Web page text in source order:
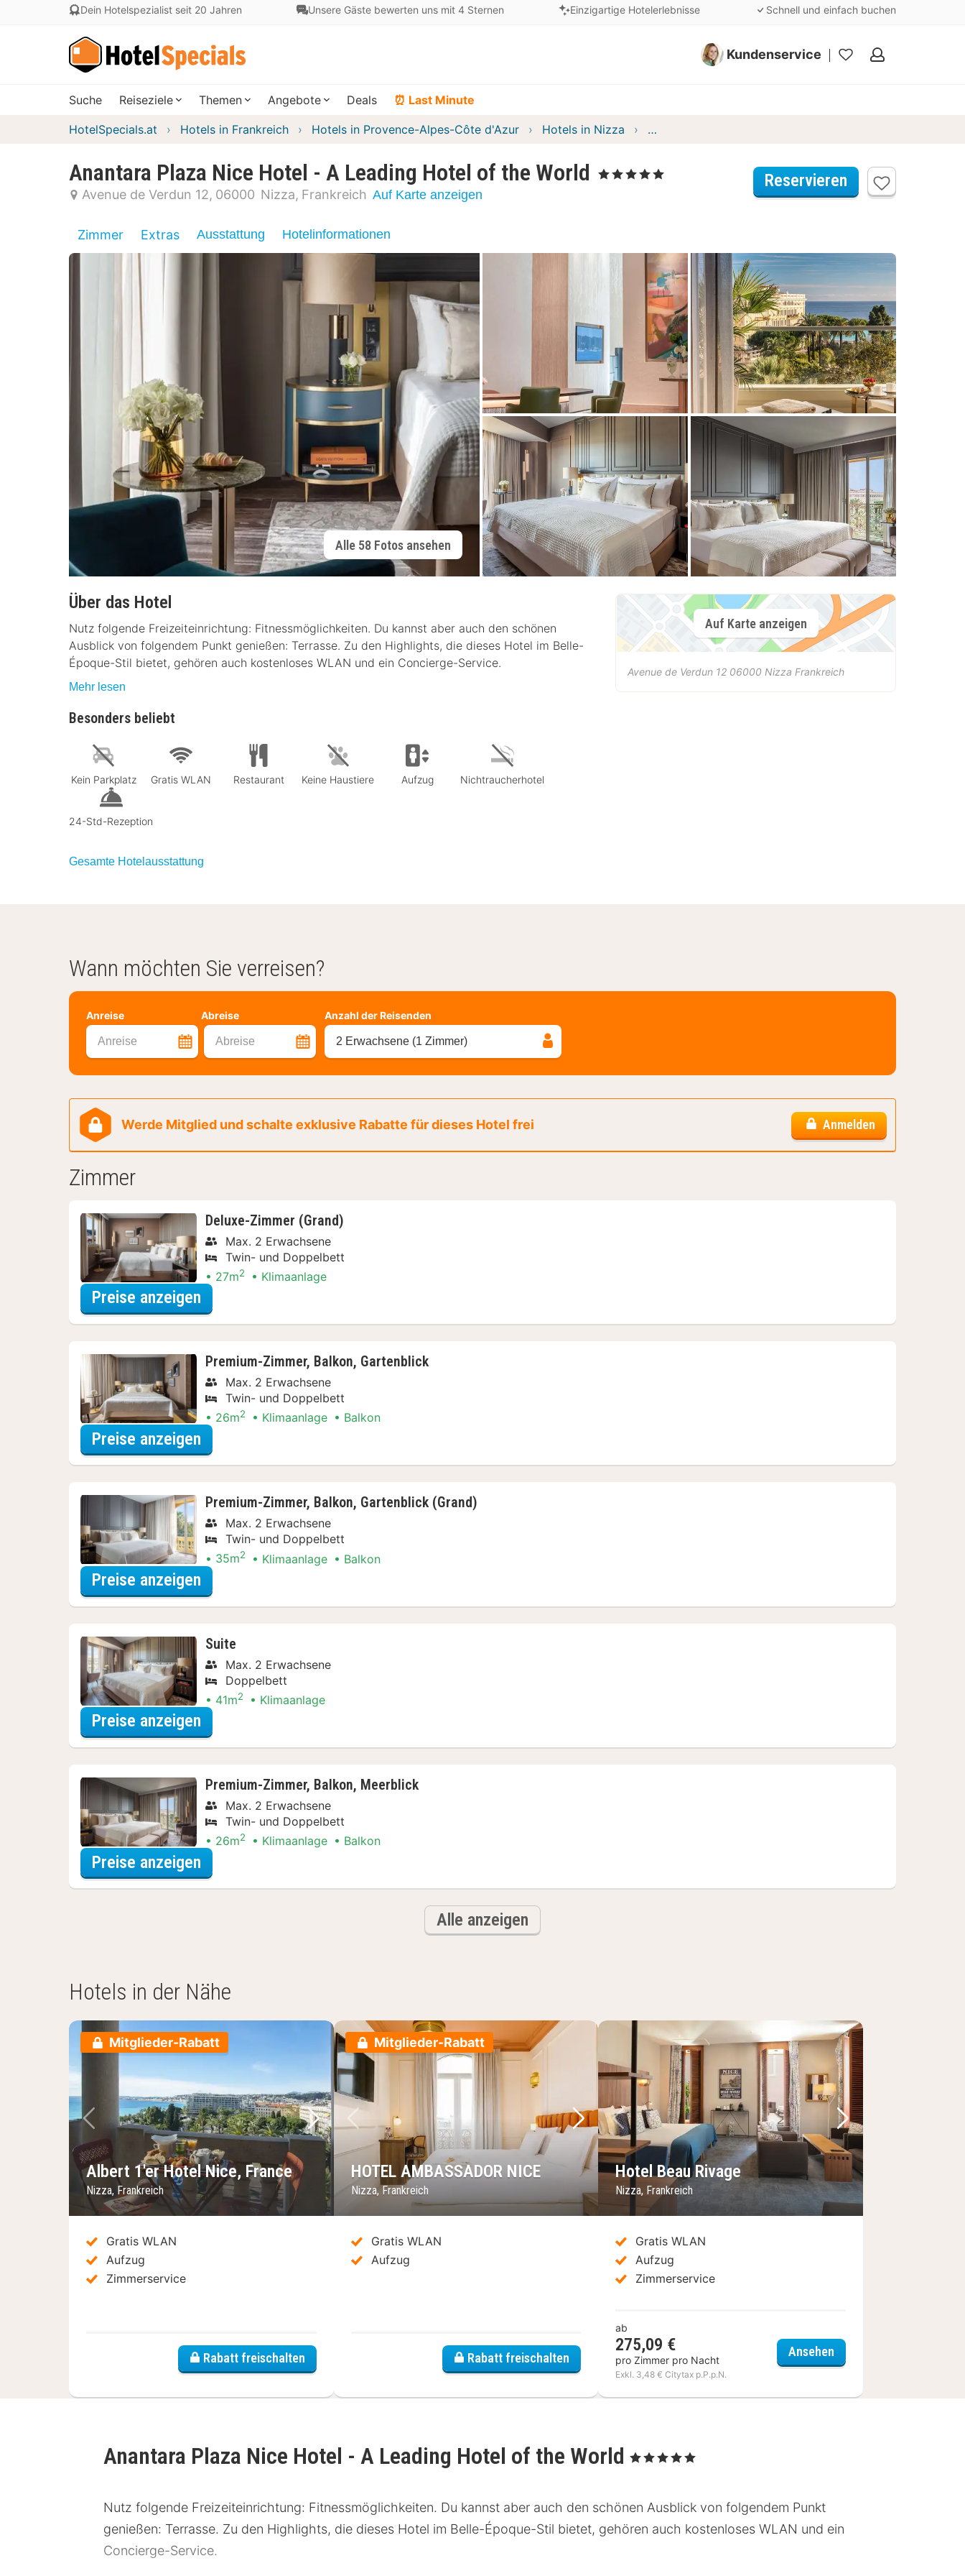
Dein Hotelspezialist seit 20 Jahren Unsere Gäste bewerten uns mit 4 Sternen Einzigartige Hotelerlebnisse Schnell und einfach buchen
Kundenservice
Meine
Suche Reiseziele Themen Angebote Deals ⏰ Last Minute
HotelSpecials.at Hotels in Frankreich Hotels in Provence-Alpes-Côte d'Azur Hotels in Nizza Anantara Plaza Nice Hotel - A Leading Hotel of the World
Anantara Plaza Nice Hotel - A Leading Hotel of the World , 5 Sterne
Avenue de Verdun 12 06000 Nizza Frankreich Auf Karte anzeigen
Reservieren
Zimmer Extras Ausstattung Hotelinformationen
Alle 58 Fotos ansehen
Über das Hotel
Nutz folgende Freizeiteinrichtung: Fitnessmöglichkeiten. Du kannst aber auch den schönen
Ausblick von folgendem Punkt genießen: Terrasse. Zu den Highlights, die dieses Hotel im Belle-
Époque-Stil bietet, gehören auch kostenloses WLAN und ein Concierge-Service.
Mehr lesen
Besonders beliebt
Kein Parkplatz Gratis WLAN Restaurant Keine Haustiere Aufzug Nichtraucherhotel
24-Std-Rezeption
Gesamte Hotelausstattung
Auf Karte anzeigen
Avenue de Verdun 12 06000 Nizza Frankreich
Wann möchten Sie verreisen?
Anreise Abreise
Anreise Abreise
Anzahl der Reisenden
2 Erwachsene (1 Zimmer)
Werde Mitglied und schalte exklusive Rabatte für dieses Hotel frei Anmelden
Zimmer
Deluxe-Zimmer (Grand)
Max. 2 Erwachsene
Twin- und Doppelbett
27m2 Klimaanlage
Preise anzeigen
Premium-Zimmer, Balkon, Gartenblick
Max. 2 Erwachsene
Twin- und Doppelbett
26m2 Klimaanlage Balkon
Preise anzeigen
Premium-Zimmer, Balkon, Gartenblick (Grand)
Max. 2 Erwachsene
Twin- und Doppelbett
35m2 Klimaanlage Balkon
Preise anzeigen
Suite
Max. 2 Erwachsene
Doppelbett
41m2 Klimaanlage
Preise anzeigen
Premium-Zimmer, Balkon, Meerblick
Max. 2 Erwachsene
Twin- und Doppelbett
26m2 Klimaanlage Balkon
Preise anzeigen
Alle anzeigen
Hotels in der Nähe
Mitglieder-Rabatt
Vorheriges Bild
Nächstes Bild
Albert 1'er Hotel Nice, France
Nizza, Frankreich
Gratis WLAN
Aufzug
Zimmerservice
Rabatt freischalten
Mitglieder-Rabatt
Vorheriges Bild
Nächstes Bild
HOTEL AMBASSADOR NICE
Nizza, Frankreich
Gratis WLAN
Aufzug
Rabatt freischalten
Vorheriges Bild
Nächstes Bild
Hotel Beau Rivage
Nizza, Frankreich
Gratis WLAN
Aufzug
Zimmerservice
ab
275,09 €
pro Zimmer pro Nacht
Exkl. 3,48 € Citytax p.P.p.N.
AnsehenHotel Beau Rivage
Anantara Plaza Nice Hotel - A Leading Hotel of the World , 5 Sterne
Nutz folgende Freizeiteinrichtung: Fitnessmöglichkeiten. Du kannst aber auch den schönen Ausblick von folgendem Punkt
genießen: Terrasse. Zu den Highlights, die dieses Hotel im Belle-Époque-Stil bietet, gehören auch kostenloses WLAN und ein
Concierge-Service.